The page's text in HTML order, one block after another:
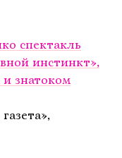
спектакль
инстинкт»,
знатоком